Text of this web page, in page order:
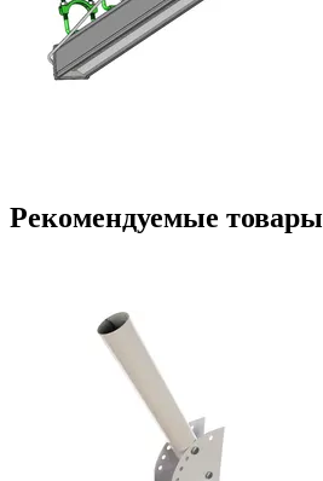
Рекомендуемые товары